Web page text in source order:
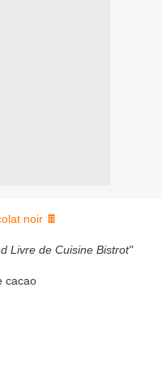
Livre de Cuisine Bistrot"
cacao